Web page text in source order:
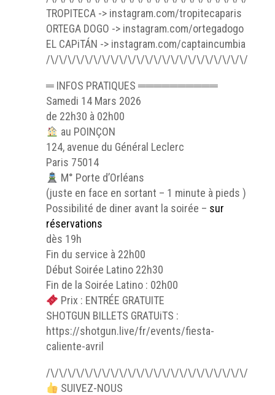
TROPITECA -> instagram.com/tropitecaparis
ORTEGA DOGO -> instagram.com/ortegadogo
EL CAPiTÁN -> instagram.com/captaincumbia
/\/\/\/\/\/\/\/\/\/\/\/\/\/\/\/\/\/\/\/\/\/\/\/\/\/
═ INFOS PRATIQUES ══════════
Samedi 14 Mars 2026
de 22h30 à 02h00
au POINÇON
124, avenue du Général Leclerc
Paris 75014
M° Porte d’Orléans
(juste en face en sortant – 1 minute à pieds )
Possibilité de diner avant la soirée – sur
réservations
dès 19h
Fin du service à 22h00
Début Soirée Latino 22h30
Fin de la Soirée Latino : 02h00
Prix : ENTRÉE GRATUITE
SHOTGUN BILLETS GRATUiTS :
https://shotgun.live/fr/events/fiesta-
caliente-avril
/\/\/\/\/\/\/\/\/\/\/\/\/\/\/\/\/\/\/\/\/\/\/\/\/\/
SUIVEZ-NOUS